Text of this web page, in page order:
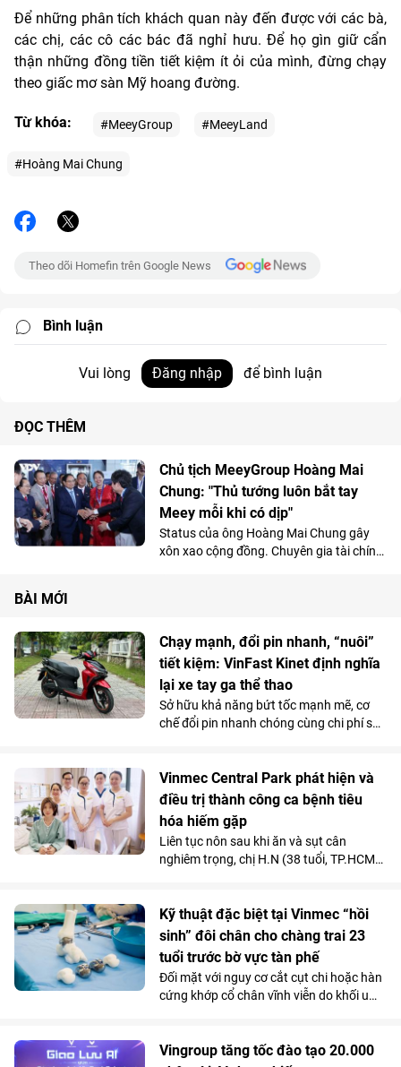
Để những phân tích khách quan này đến được với các bà,
các chị, các cô các bác đã nghỉ hưu. Để họ gìn giữ cẩn
thận những đồng tiền tiết kiệm ít ỏi của mình, đừng chạy
theo giấc mơ sàn Mỹ hoang đường.
Từ khóa: #MeeyGroup #MeeyLand
#Hoàng Mai Chung
Theo dõi Homefin trên Google News
Bình luận
Vui lòng Đăng nhập để bình luận
ĐỌC THÊM
Chủ tịch MeeyGroup Hoàng Mai
Chung: "Thủ tướng luôn bắt tay
Meey mỗi khi có dịp"
Status của ông Hoàng Mai Chung gây
xôn xao cộng đồng. Chuyên gia tài chính
BÀI MỚI
Chạy mạnh, đổi pin nhanh, “nuôi”
tiết kiệm: VinFast Kinet định nghĩa
lại xe tay ga thể thao
Sở hữu khả năng bứt tốc mạnh mẽ, cơ
chế đổi pin nhanh chóng cùng chi phí sử
lựa chọn sáng giá hơn hẳn so với những
mẫu xe tay ga chạy xăng trên thị trường.
Vinmec Central Park phát hiện và
điều trị thành công ca bệnh tiêu
hóa hiếm gặp
Liên tục nôn sau khi ăn và sụt cân
nghiêm trọng, chị H.N (38 tuổi, TP.HCM)
căn bệnh tiêu hóa hiếm gặp chỉ chiếm
dưới 0,3% dân số.
Kỹ thuật đặc biệt tại Vinmec “hồi
sinh” đôi chân cho chàng trai 23
tuổi trước bờ vực tàn phế
Đối mặt với nguy cơ cắt cụt chi hoặc hàn
cứng khớp cổ chân vĩnh viễn do khối u
toàn bộ xương sên bằng vật liệu
Vingroup tăng tốc đào tạo 20.000